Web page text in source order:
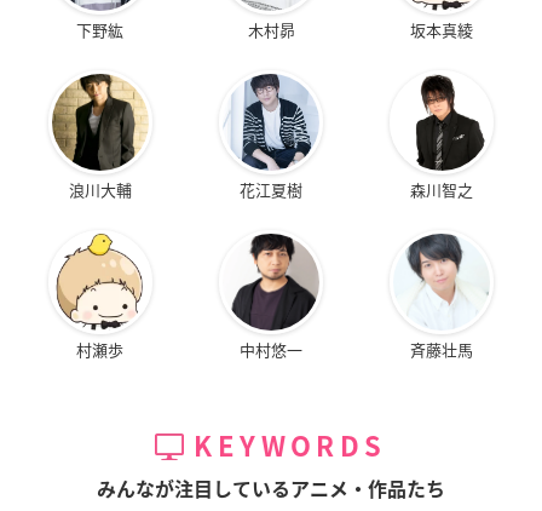
下野紘 木村昴 坂本真綾
浪川大輔 花江夏樹 森川智之
村瀬歩 中村悠一 斉藤壮馬
KEYWORDS
みんなが注目しているアニメ・作品たち